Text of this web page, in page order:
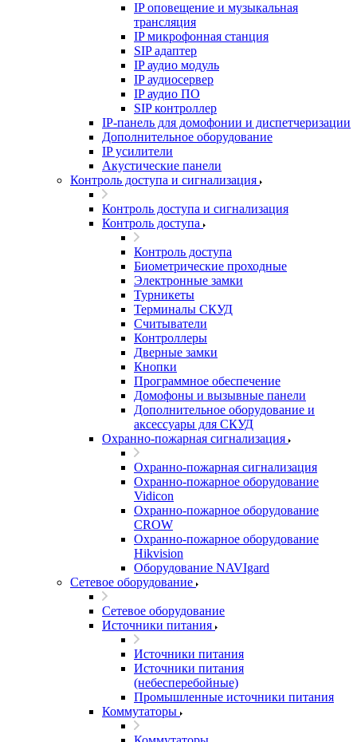
IP оповещение и музыкальная
трансляция
IP микрофонная станция
SIP адаптер
IP аудио модуль
IP аудиосервер
IP аудио ПО
SIP контроллер
IP-панель для домофонии и диспетчеризации
Дополнительное оборудование
IP усилители
Акустические панели
Контроль доступа и сигнализация
Контроль доступа и сигнализация
Контроль доступа
Контроль доступа
Биометрические проходные
Электронные замки
Турникеты
Терминалы СКУД
Считыватели
Контроллеры
Дверные замки
Кнопки
Программное обеспечение
Домофоны и вызывные панели
Дополнительное оборудование и
аксессуары для СКУД
Охранно-пожарная сигнализация
Охранно-пожарная сигнализация
Охранно-пожарное оборудование
Vidicon
Охранно-пожарное оборудование
CROW
Охранно-пожарное оборудование
Hikvision
Оборудование NAVIgard
Сетевое оборудование
Сетевое оборудование
Источники питания
Источники питания
Источники питания
(небесперебойные)
Промышленные источники питания
Коммутаторы